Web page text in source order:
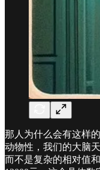
那人为什么会有这样
动物性，我们的大脑
而不是复杂的相对值